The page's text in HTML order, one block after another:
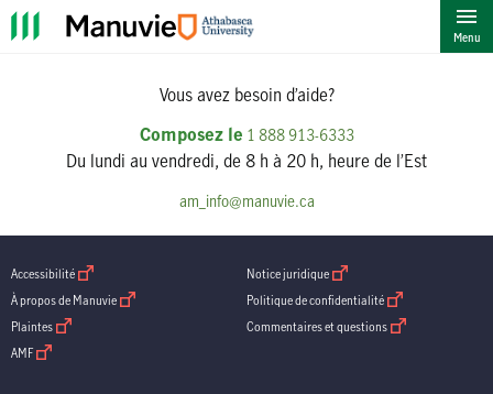
""
Menu
Vous avez besoin d’aide?
Composez le 1 888 913-6333
Du lundi au vendredi, de 8 h à 20 h, heure de l’Est
am_info@manuvie.ca
Accessibilité ouvrir dans une nouvelle fenetre Notice juridique ouvrir dans une nouvelle fenetre
À propos de Manuvie ouvrir dans une nouvelle fenetrePolitique de confidentialité ouvrir dans une
Plaintes ouvrir dans une nouvelle fenetre Commentaires et questions ouvrir dans une
AMF ouvrir dans une nouvelle fenetre